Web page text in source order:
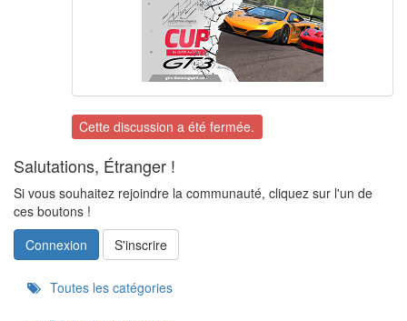
Cette discussion a été fermée.
Salutations, Étranger !
Si vous souhaitez rejoindre la communauté, cliquez sur l'un de
ces boutons !
Connexion
S'inscrire
Quick
Toutes les catégories